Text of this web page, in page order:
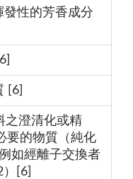
發性的芳香成分
[6]
之澄清化或精
要的物質（純化
如經離子交換者
[6]